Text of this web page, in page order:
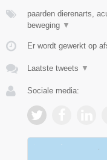
paarden dierenarts,
beweging ▼
Er wordt gewerkt op
Laatste tweets ▼
Sociale media: